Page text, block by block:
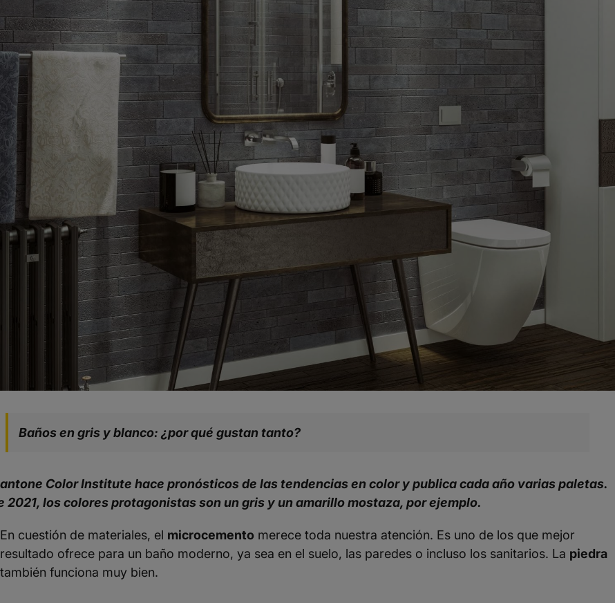
Baños en gris y blanco: ¿por qué gustan tanto?
Color Institute hace pronósticos de las tendencias en color y publica cada año varias paletas.
2021, los colores protagonistas son un gris y un amarillo mostaza, por ejemplo.
En cuestión de materiales, el microcemento merece toda nuestra atención. Es uno de los que mejor
resultado ofrece para un baño moderno, ya sea en el suelo, las paredes o incluso los sanitarios. La piedra
también funciona muy bien.